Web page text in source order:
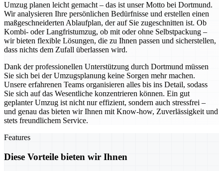
Umzug planen leicht gemacht – das ist unser Motto bei Dortmund.
Wir analysieren Ihre persönlichen Bedürfnisse und erstellen einen
maßgeschneiderten Ablaufplan, der auf Sie zugeschnitten ist. Ob
Kombi- oder Langfristumzug, ob mit oder ohne Selbstpackung –
wir bieten flexible Lösungen, die zu Ihnen passen und sicherstellen,
dass nichts dem Zufall überlassen wird.
Dank der professionellen Unterstützung durch Dortmund müssen
Sie sich bei der Umzugsplanung keine Sorgen mehr machen.
Unsere erfahrenen Teams organisieren alles bis ins Detail, sodass
Sie sich auf das Wesentliche konzentrieren können. Ein gut
geplanter Umzug ist nicht nur effizient, sondern auch stressfrei –
und genau das bieten wir Ihnen mit Know-how, Zuverlässigkeit und
stets freundlichem Service.
Features
Diese Vorteile bieten wir Ihnen